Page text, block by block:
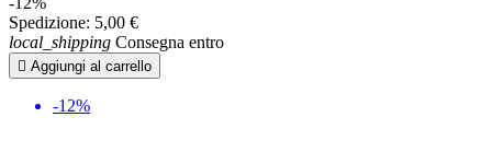
Spedizione: 5,00 €
local_shipping Consegna entro
 Aggiungi al carrello
-12%